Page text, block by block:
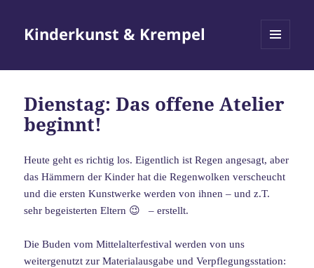
Kinderkunst & Krempel
Dienstag: Das offene Atelier
beginnt!
Heute geht es richtig los. Eigentlich ist Regen angesagt, aber
das Hämmern der Kinder hat die Regenwolken verscheucht
und die ersten Kunstwerke werden von ihnen – und z.T.
sehr begeisterten Eltern 😉 – erstellt.
Die Buden vom Mittelalterfestival werden von uns
weitergenutzt zur Materialausgabe und Verpflegungsstation: